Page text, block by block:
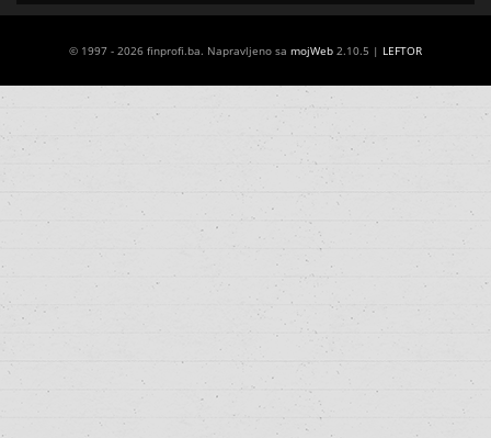
© 1997 - 2026 finprofi.ba. Napravljeno sa mojWeb 2.10.5 | LEFTOR